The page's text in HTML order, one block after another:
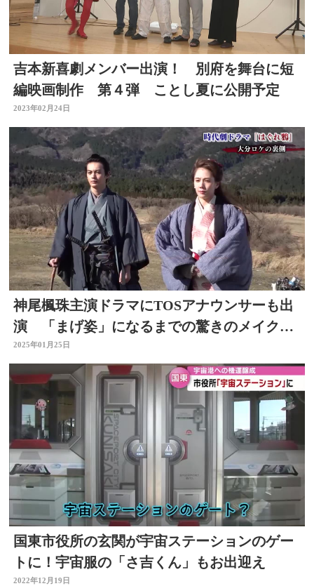
吉本新喜劇メンバー出演！ 別府を舞台に短
編映画制作 第４弾 ことし夏に公開予定
2023年02月24日
神尾楓珠主演ドラマにTOSアナウンサーも出
演 「まげ姿」になるまでの驚きのメイク
術 撮影に密着
2025年01月25日
国東市役所の玄関が宇宙ステーションのゲー
トに！宇宙服の「さ吉くん」もお出迎え
2022年12月19日